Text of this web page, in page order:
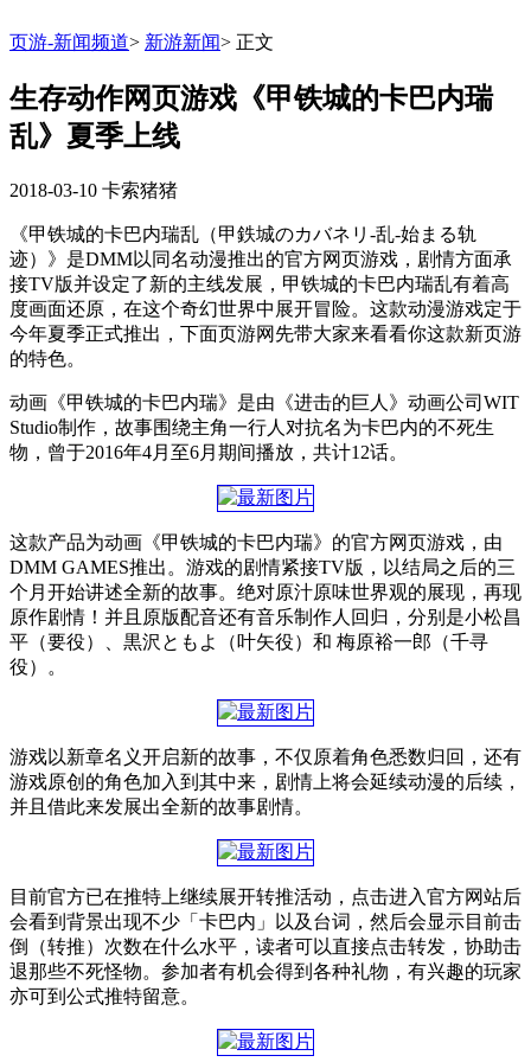
页游-新闻频道> 新游新闻> 正文
生存动作网页游戏《甲铁城的卡巴内瑞
乱》夏季上线
2018-03-10 卡索猪猪
《甲铁城的卡巴内瑞乱（甲鉄城のカバネリ-乱-始まる轨
迹）》是DMM以同名动漫推出的官方网页游戏，剧情方面承
接TV版并设定了新的主线发展，甲铁城的卡巴内瑞乱有着高
度画面还原，在这个奇幻世界中展开冒险。这款动漫游戏定于
今年夏季正式推出，下面页游网先带大家来看看你这款新页游
的特色。
动画《甲铁城的卡巴内瑞》是由《进击的巨人》动画公司WIT
Studio制作，故事围绕主角一行人对抗名为卡巴内的不死生
物，曾于2016年4月至6月期间播放，共计12话。
这款产品为动画《甲铁城的卡巴内瑞》的官方网页游戏，由
DMM GAMES推出。游戏的剧情紧接TV版，以结局之后的三
个月开始讲述全新的故事。绝对原汁原味世界观的展现，再现
原作剧情！并且原版配音还有音乐制作人回归，分别是小松昌
平（要役）、黒沢ともよ（叶矢役）和 梅原裕一郎（千寻
役）。
游戏以新章名义开启新的故事，不仅原着角色悉数归回，还有
游戏原创的角色加入到其中来，剧情上将会延续动漫的后续，
并且借此来发展出全新的故事剧情。
目前官方已在推特上继续展开转推活动，点击进入官方网站后
会看到背景出现不少「卡巴内」以及台词，然后会显示目前击
倒（转推）次数在什么水平，读者可以直接点击转发，协助击
退那些不死怪物。参加者有机会得到各种礼物，有兴趣的玩家
亦可到公式推特留意。